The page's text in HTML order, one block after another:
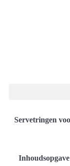
Servetringen
Inhoudsopgave